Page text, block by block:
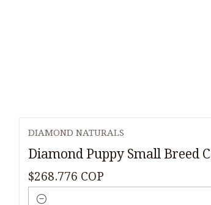
DIAMOND NATURALS
Diamond Puppy Small Breed
$268.776 COP